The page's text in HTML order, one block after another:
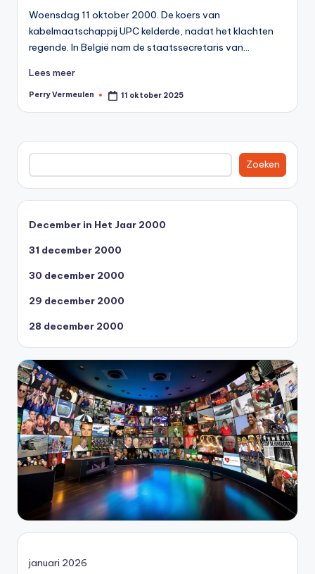
0
0
0
Woensdag 11 oktober 2000. De koers van
kabelmaatschappij UPC kelderde, nadat het klachten
regende. In België nam de staatssecretaris van…
Lees meer
Geplaatst
Perry Vermeulen 11 oktober 2025
Zoeken
Zoeken
December in Het Jaar 2000
31 december 2000
30 december 2000
29 december 2000
28 december 2000
januari 2026